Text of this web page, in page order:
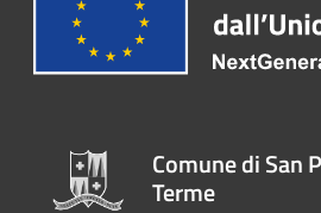
Comune di San
Terme